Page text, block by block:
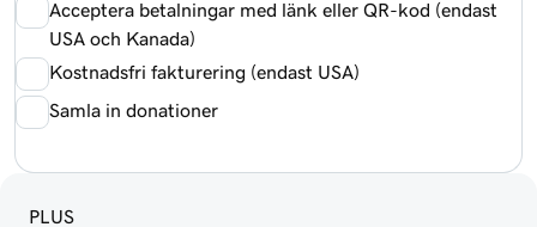
Acceptera betalningar med länk eller QR-kod (endast
USA och Kanada)
Kostnadsfri fakturering (endast USA)
Samla in donationer
PLUS